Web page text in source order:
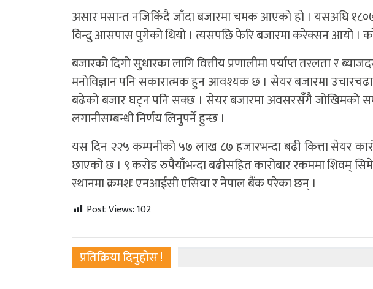
असार मसान्त नजिकिँदै जाँदा बजारमा चमक आएको हो । यसअघि
विन्दु आसपास पुगेको थियो । त्यसपछि फेरि बजारमा करेक्सन आयो ।
बजारको दिगो सुधारका लागि वित्तीय प्रणालीमा पर्याप्त तरलता र
मनोविज्ञान पनि सकारात्मक हुन आवश्यक छ । सेयर बजारमा
बढेको बजार घट्न पनि सक्छ । सेयर बजारमा अवसरसँगै जोखिमको
लगानीसम्बन्धी निर्णय लिनुपर्ने हुन्छ ।
यस दिन २२५ कम्पनीको ५७ लाख ८७ हजारभन्दा बढी कित्ता सेयर
छाएको छ । ९ करोड रुपैयाँभन्दा बढीसहित कारोबार रकममा शिवम्
स्थानमा क्रमशः एनआईसी एसिया र नेपाल बैंक परेका छन् ।
Post Views:102
प्रतिक्रिया दिनुहोस !